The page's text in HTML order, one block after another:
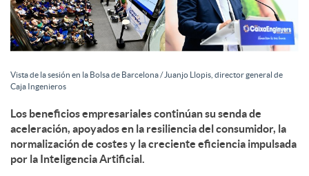
c
o
n
t
Vista de la sesión en la Bolsa de Barcelona / Juanjo Llopis, director general de
Caja Ingenieros
Los beneficios empresariales continúan su senda de
aceleración, apoyados en la resiliencia del consumidor, la
normalización de costes y la creciente eficiencia impulsada
por la Inteligencia Artificial.